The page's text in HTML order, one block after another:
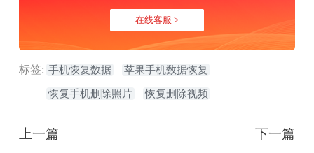
在线客服 >
标签: 手机恢复数据 苹果手机数据恢复
恢复手机删除照片 恢复删除视频
上一篇 下一篇